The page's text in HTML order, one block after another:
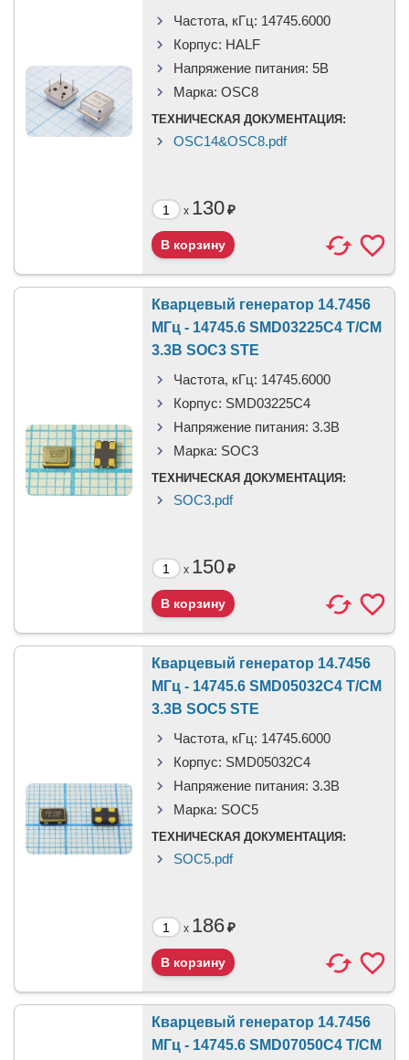
Частота, кГц: 14745.6000
Корпус: HALF
Напряжение питания: 5В
Марка: OSC8
ТЕХНИЧЕСКАЯ ДОКУМЕНТАЦИЯ:
OSC14&OSC8.pdf
x 130₽
Кварцевый генератор 14.7456
МГц - 14745.6 SMD03225C4 T/CM
3.3В SOC3 STE
Частота, кГц: 14745.6000
Корпус: SMD03225C4
Напряжение питания: 3.3В
Марка: SOC3
ТЕХНИЧЕСКАЯ ДОКУМЕНТАЦИЯ:
SOC3.pdf
x 150₽
Кварцевый генератор 14.7456
МГц - 14745.6 SMD05032C4 T/CM
3.3В SOC5 STE
Частота, кГц: 14745.6000
Корпус: SMD05032C4
Напряжение питания: 3.3В
Марка: SOC5
ТЕХНИЧЕСКАЯ ДОКУМЕНТАЦИЯ:
SOC5.pdf
x 186₽
Кварцевый генератор 14.7456
МГц - 14745.6 SMD07050C4 T/CM